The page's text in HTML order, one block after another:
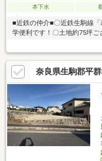
本下水
■近鉄の仲介■〇近鉄生駒線
学便利です！〇土地約75坪ご
位置しており通風眺望良好
（きむら）までお申し付けく
奈良県生駒郡平